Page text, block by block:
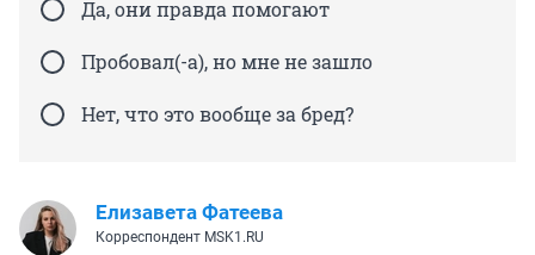
Да, они правда помогают
Пробовал(-а), но мне не зашло
Нет, что это вообще за бред?
Елизавета Фатеева
Корреспондент MSK1.RU